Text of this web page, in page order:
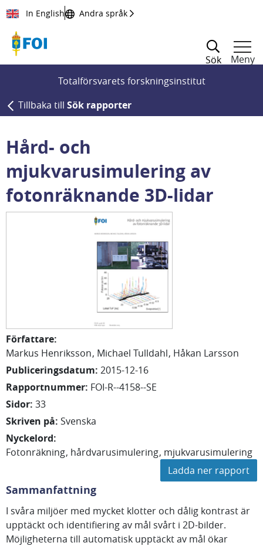
Till innehållet
In English Andra språk
Sök
Meny
Totalförsvarets forskningsinstitut
Tillbaka till Sök rapporter
Hård- och
mjukvarusimulering av
fotonräknande 3D-lidar
Författare:
Markus Henriksson Michael Tulldahl Håkan Larsson
Publiceringsdatum: 2015-12-16
Rapportnummer: FOI-R--4158--SE
Sidor: 33
Skriven på: Svenska
Nyckelord:
Fotonräkning hårdvarusimulering mjukvarusimulering
Ladda ner rapport
Sammanfattning
I svåra miljöer med mycket klotter och dålig kontrast är
upptäckt och identifiering av mål svårt i 2D-bilder.
Möjligheterna till automatisk upptäckt av mål ökar